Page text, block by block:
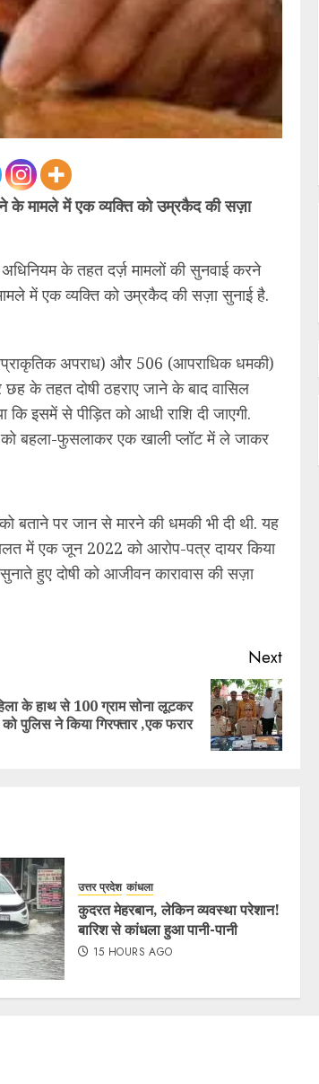
मामले में एक व्यक्ति को उम्रकैद की सज़ा
के तहत दर्ज़ मामलों की सुनवाई करने
में एक व्यक्ति को उम्रकैद की सज़ा सुनाई है.
अपराध) और 506 (आपराधिक धमकी)
के तहत दोषी ठहराए जाने के बाद वासिल
कि इसमें से पीड़ित को आधी राशि दी जाएगी.
बहला-फुसलाकर एक खाली प्लॉट में ले जाकर
बताने पर जान से मारने की धमकी भी दी थी. यह
में एक जून 2022 को आरोप-पत्र दायर किया
हुए दोषी को आजीवन कारावास की सज़ा
Next
के हाथ से 100 ग्राम सोना लूटकर
पुलिस ने किया गिरफ्तार ,एक फरार
उत्तर प्रदेश कांधला
कुदरत मेहरबान, लेकिन व्यवस्था परेशान!
बारिश से कांधला हुआ पानी-पानी
15 HOURS AGO